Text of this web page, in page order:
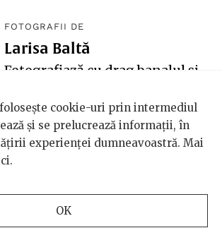
FOTOGRAFII DE
Larisa Baltă
Fotografiază cu drag banalul și
dar caută oamenii și nu crede în
cuvântul „nefotogenic”. O găsiți
(și)
aici
cookie-uri prin intermediul
și se prelucrează informații, în
experienței dumneavoastră. Mai
.
OK